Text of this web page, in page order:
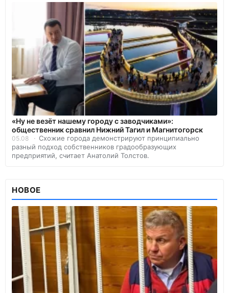
«Ну не везёт нашему городу с заводчиками»:
общественник сравнил Нижний Тагил и Магнитогорск
05.08
Схожие города демонстрируют принципиально
разный подход собственников градообразующих
предприятий, считает Анатолий Толстов.
НОВОЕ